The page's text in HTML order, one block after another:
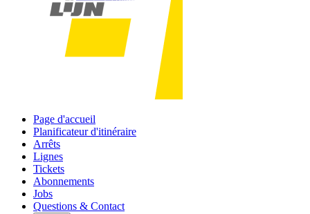
Page d'accueil
Planificateur d'itinéraire
Arrêts
Lignes
Tickets
Abonnements
Jobs
Questions & Contact